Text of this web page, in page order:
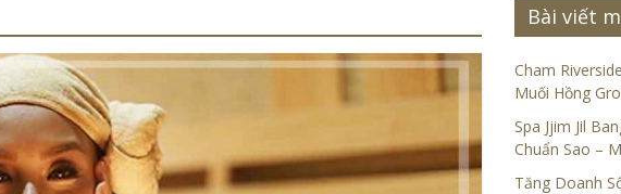
Bài viết
Cham
Muối Hồng
Spa Jjim Jil
Chuẩn Sao –
Tăng Doanh